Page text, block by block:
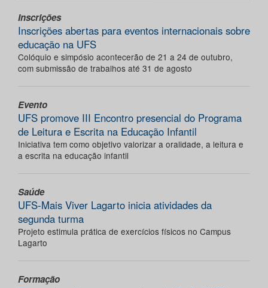
Inscrições
Inscrições abertas para eventos internacionais sobre
educação na UFS
Colóquio e simpósio acontecerão de 21 a 24 de outubro,
com submissão de trabalhos até 31 de agosto
Evento
UFS promove III Encontro presencial do Programa
de Leitura e Escrita na Educação Infantil
Iniciativa tem como objetivo valorizar a oralidade, a leitura e
a escrita na educação infantil
Saúde
UFS-Mais Viver Lagarto inicia atividades da
segunda turma
Projeto estimula prática de exercícios físicos no Campus
Lagarto
Formação